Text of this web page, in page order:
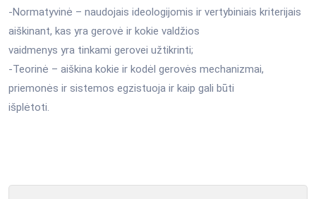
-Normatyvinė – naudojais ideologijomis ir vertybiniais kriterijais
aiškinant, kas yra gerovė ir kokie valdžios
vaidmenys yra tinkami gerovei užtikrinti;
-Teorinė – aiškina kokie ir kodėl gerovės mechanizmai,
priemonės ir sistemos egzistuoja ir kaip gali būti
išplėtoti.